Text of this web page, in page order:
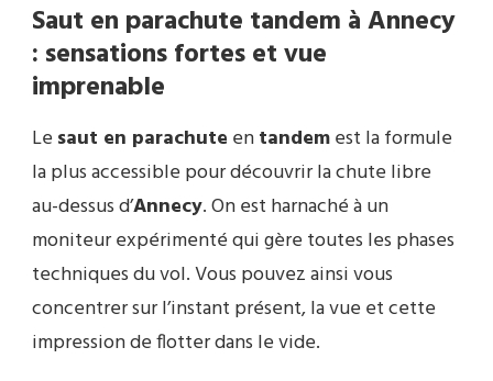
Saut en parachute tandem à Annecy
: sensations fortes et vue
imprenable
Le saut en parachute entandemest la formule
la plus accessible pour découvrir la chute libre
au-dessus d’Annecy. On est harnaché à un
moniteur expérimenté qui gère toutes les phases
techniques du vol. Vous pouvez ainsi vous
concentrer sur l’instant présent, la vue et cette
impression de flotter dans le vide.